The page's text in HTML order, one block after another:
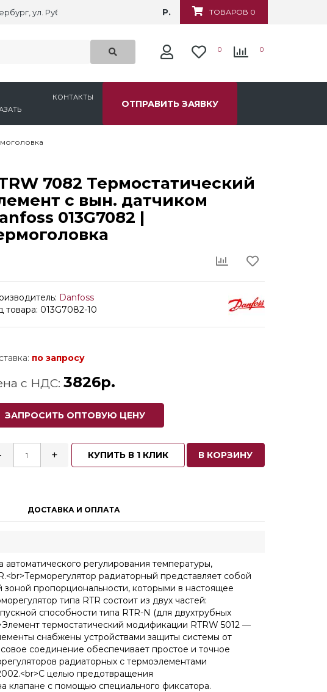
ул. Рубежная, д.6 ТОВАРОВ 0
Р.
0 0
КОНТАКТЫ
ОТПРАВИТЬ ЗАЯВКУ
7082 Термостатический
с вын. датчиком
013G7082 |
Danfoss
товара: 013G7082-10
по запросу
с НДС: 3826р.
ЗАПРОСИТЬ ОПТОВУЮ ЦЕНУ
+ КУПИТЬ В 1 КЛИК В КОРЗИНУ
ДОСТАВКА И ОПЛАТА
регулирования температуры,
радиаторный представляет собой
пропорциональности, которыми в настоящее
типа RTR состоит из двух частей:
способности типа RTR-N (для двухтрубных
термостатический модификации RTRW 5012 —
снабжены устройствами защиты системы от
соединение обеспечивает простое и точное
радиаторных с термоэлементами
целью предотвращения
клапане с помощью специального фиксатора.